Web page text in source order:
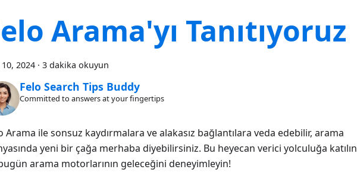
Arama'yı Tanıtıyoruz
10, 2024 · 3 dakika okuyun
Felo Search Tips Buddy
Committed to answers at your fingertips
Arama ile sonsuz kaydırmalara ve alakasız bağlantılara veda edebilir, arama
yeni bir çağa merhaba diyebilirsiniz. Bu heyecan verici yolculuğa katılın
arama motorlarının geleceğini deneyimleyin!